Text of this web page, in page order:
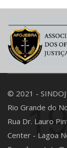
© 2021 -
Rio Grande do
Rua Dr. Lauro
Center - Lagoa